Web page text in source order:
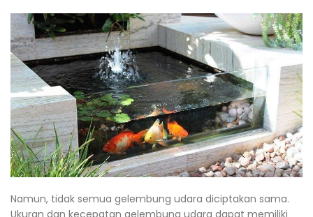
Namun, tidak semua gelembung udara diciptakan sama.